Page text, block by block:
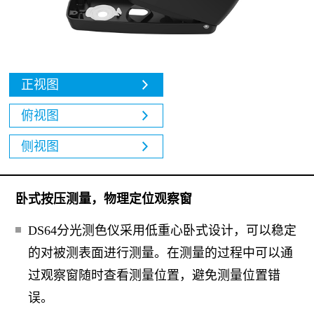
正视图
俯视图
侧视图
卧式按压测量，物理定位观察窗
DS64分光测色仪采用低重心卧式设计，可以稳定
的对被测表面进行测量。在测量的过程中可以通
过观察窗随时查看测量位置，避免测量位置错
误。